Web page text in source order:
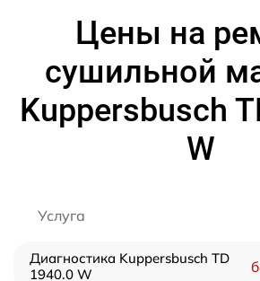
Цены на
сушильной
Kuppersbusch
W
Услуга
Диагностика Kuppersbusch TD
1940.0 W